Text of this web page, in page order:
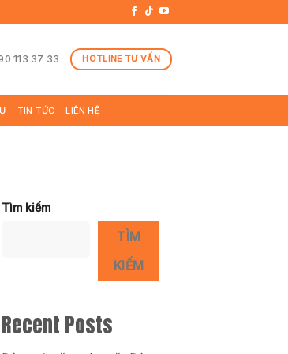
113 37 33 HOTLINE TƯ VẤN
TIN TỨC LIÊN HỆ
Tìm kiếm
TÌM
KIẾM
Recent Posts